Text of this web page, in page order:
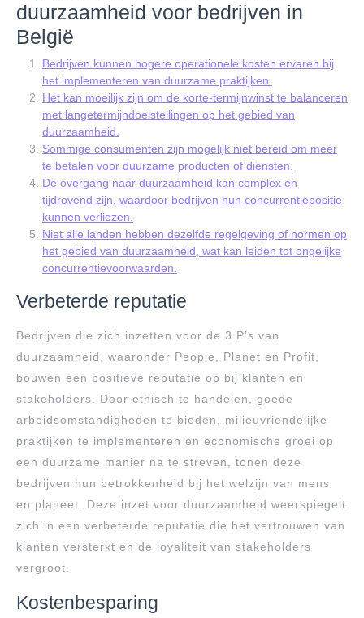
duurzaamheid voor bedrijven in
België
Bedrijven kunnen hogere operationele kosten ervaren bij
het implementeren van duurzame praktijken.
Het kan moeilijk zijn om de korte-termijnwinst te balanceren
met langetermijndoelstellingen op het gebied van
duurzaamheid.
Sommige consumenten zijn mogelijk niet bereid om meer
te betalen voor duurzame producten of diensten.
De overgang naar duurzaamheid kan complex en
tijdrovend zijn, waardoor bedrijven hun concurrentiepositie
kunnen verliezen.
Niet alle landen hebben dezelfde regelgeving of normen op
het gebied van duurzaamheid, wat kan leiden tot ongelijke
concurrentievoorwaarden.
Verbeterde reputatie
Bedrijven die zich inzetten voor de 3 P’s van
duurzaamheid, waaronder People, Planet en Profit,
bouwen een positieve reputatie op bij klanten en
stakeholders. Door ethisch te handelen, goede
arbeidsomstandigheden te bieden, milieuvriendelijke
praktijken te implementeren en economische groei op
een duurzame manier na te streven, tonen deze
bedrijven hun betrokkenheid bij het welzijn van mens
en planeet. Deze inzet voor duurzaamheid weerspiegelt
zich in een verbeterde reputatie die het vertrouwen van
klanten versterkt en de loyaliteit van stakeholders
vergroot.
Kostenbesparing